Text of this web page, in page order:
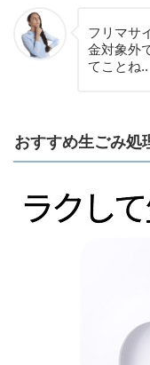
フリマサ
金対象外
てことね..
おすすめ生ごみ処